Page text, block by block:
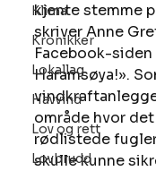
Klima
Kronikker
Lokallag
Havvind
Lov og rett
Lovbrudd
kjente stemme
skriver Anne
Facebook-
Haramsøya!».
område hvor
rødlistede
skulle kunne